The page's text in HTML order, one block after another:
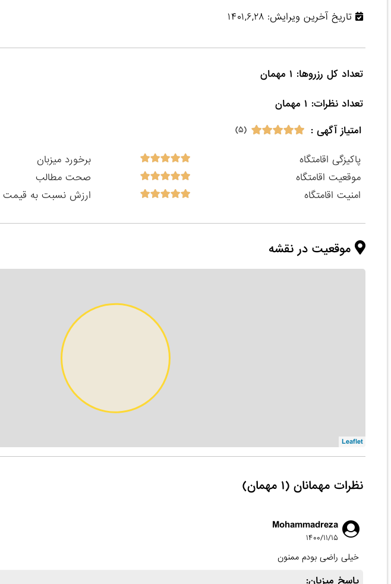
تاریخ آخرین ویرایش: ۱۴۰۱,۶,۲۸
تعداد نظرات: ۱ مهمان
امتیاز آگهی :
(۵)
پاکیزگی اقامتگاه
برخورد میزبان
موقعیت اقامتگاه
صحت مطالب
امنیت اقامتگاه
ارزش نسبت به قیمت
موقعیت در نقشه
Leaflet
نظرات مهمانان (۱ مهمان)
Mohammadreza
۱۴۰۰/۱۱/۱۵
خیلی راضی بودم ممنون
پاسخ میزبان: